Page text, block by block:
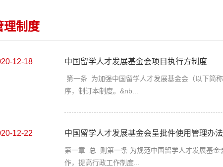
理制度
12-18 中国留学人才发展基金会项目执行方制度
第一条 为加强中国留学人才发展基金会（以下简
序，制订本制度。&nb...
12-22 中国留学人才发展基金会呈批件使用管理办法
第一章 总 则第一条 为规范中国留学人才发展基金
作，提高行政工作制度...